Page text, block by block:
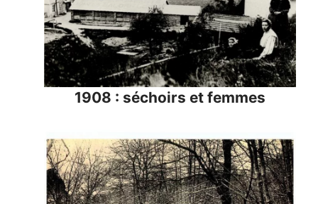
1908 : séchoirs et femmes